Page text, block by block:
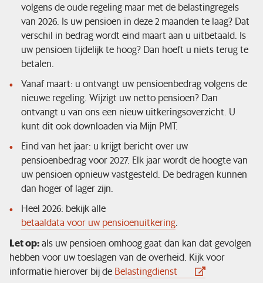
volgens de oude regeling maar met de belastingregels
van 2026. Is uw pensioen in deze 2 maanden te laag? Dat
verschil in bedrag wordt eind maart aan u uitbetaald. Is
uw pensioen tijdelijk te hoog? Dan hoeft u niets terug te
betalen.
Vanaf maart: u ontvangt uw pensioenbedrag volgens de
nieuwe regeling. Wijzigt uw netto pensioen? Dan
ontvangt u van ons een nieuw uitkeringsoverzicht. U
kunt dit ook downloaden via Mijn PMT.
Eind van het jaar: u krijgt bericht over uw
pensioenbedrag voor 2027. Elk jaar wordt de hoogte van
uw pensioen opnieuw vastgesteld. De bedragen kunnen
dan hoger of lager zijn.
Heel 2026: bekijk alle
betaaldata voor uw pensioenuitkering
Let op:als uw pensioen omhoog gaat dan kan dat gevolgen
hebben voor uw toeslagen van de overheid. Kijk voor
informatie hierover bij de Belastingdienst